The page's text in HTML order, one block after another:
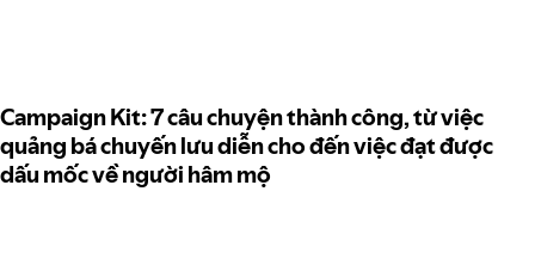
Campaign Kit: 7 câu chuyện thành công, từ việc
quảng bá chuyến lưu diễn cho đến việc đạt được
dấu mốc về người hâm mộ